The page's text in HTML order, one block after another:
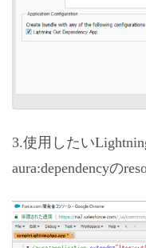
3.使用したい
aura:dependencyの